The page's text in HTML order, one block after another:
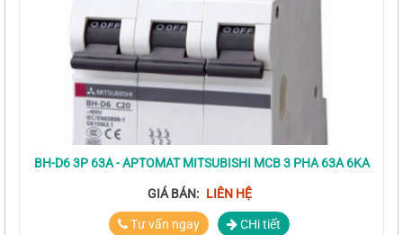
BH-D6 3P 63A - APTOMAT MITSUBISHI MCB 3 PHA 63A 6KA
GIÁ BÁN: LIÊN HỆ
Tư vấn ngay CHi tiết